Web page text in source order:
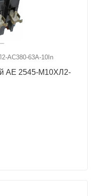
AC380-63А-10In
АЕ 2545-М10ХЛ2-